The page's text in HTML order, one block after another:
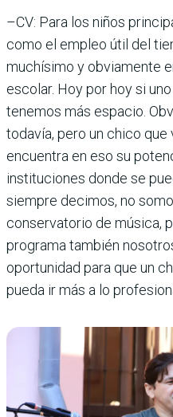
–CV: Para los niños
como el empleo útil del
muchísimo y obviamente
escolar. Hoy por hoy si
tenemos más espacio.
todavía, pero un chico
encuentra en eso su
instituciones donde se
siempre decimos, no
conservatorio de música,
programa también
oportunidad para que un
pueda ir más a lo